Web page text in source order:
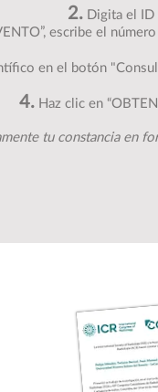
2.Digita el ID
escribe el
en el botón
4. Haz clic en
tu constancia en